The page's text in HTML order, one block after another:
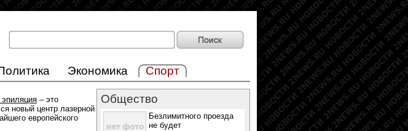
Экономика
Спорт
– это
новый центр лазерной
европейского
Общество
Безлимитного проезда
не будет